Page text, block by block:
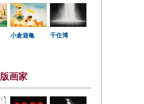
小倉遊亀 千住博
版画家